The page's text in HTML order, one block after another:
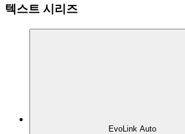
텍스트 시리즈
EvoLink Auto